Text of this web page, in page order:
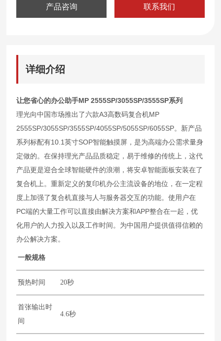
产品咨询 联系我们
详细介绍
让您省心的办公助手MP 2555SP/3055SP/3555SP系列
理光向中国市场推出了六款A3高数码复合机MP
2555SP/3055SP/3555SP/4055SP/5055SP/6055SP。新产品
系列标配有10.1英寸SOP智能触摸屏，是为高端办公需求量身
定做的。在保持理光产品品质稳定，易于维修的传统上，这代
产品更是迎合全球智能硬件的浪潮，将安卓智能面板安装在了
复合机上。重新定义的复印机办公主流设备的地位，在一定程
度上加强了复合机直接与人与服务器交互的功能。使用户在
PC端的大量工作可以直接由解决方案和APP整合在一起，优
化用户的人力投入以及工作时间。为中国用户提供值得信赖的
办公解决方案。
一般规格
预热时间 20秒
首张输出时
间
4.6秒